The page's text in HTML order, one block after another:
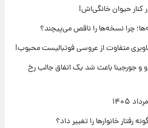
حیوان خانگی‌اش!
چرا نسخه‌ها را ناقص می‌پیچند؟
متفاوت از عروسی فوتبالیست محبوب!
جورجینا باعث شد یک اتفاق جالب رخ
خانوارها را تغییر داد؟